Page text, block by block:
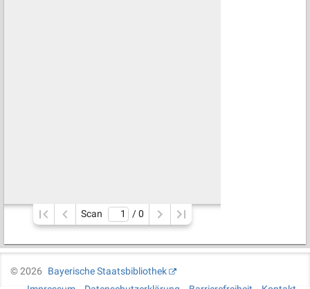
Scan / 0
©2026
Bayerische Staatsbibliothek